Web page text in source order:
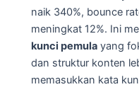
naik 340%, bounce
meningkat 12%. Ini
kunci pemula yang
dan struktur konten
memasukkan kata